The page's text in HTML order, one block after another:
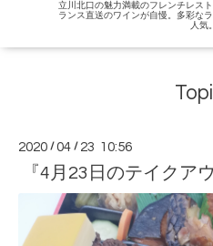
立川北口の魅力満載のフレンチレス
ランス直送のワインが自慢。多彩な
人気。
2020 /04 / 23 10:56
『4月23日のテイクア